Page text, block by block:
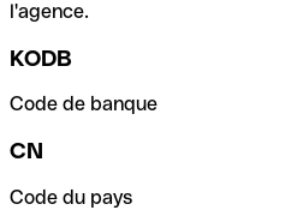
l'agence.
KODB
Code de banque
CN
Code du pays